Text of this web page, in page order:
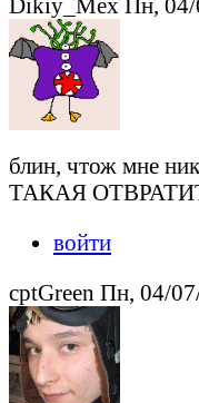
блин, чтож мне
ТАКАЯ
войти
cptGreen Пн, 04/